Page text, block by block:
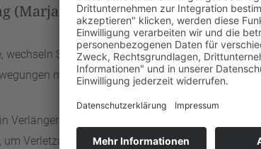
(Marjarasana):
wechseln Sie zwischen Rundrücken und Hohlkreuz.
mit dem Atem.
Verlängerung der Wirbelsäule.
um Verletzungen zu vermeiden.